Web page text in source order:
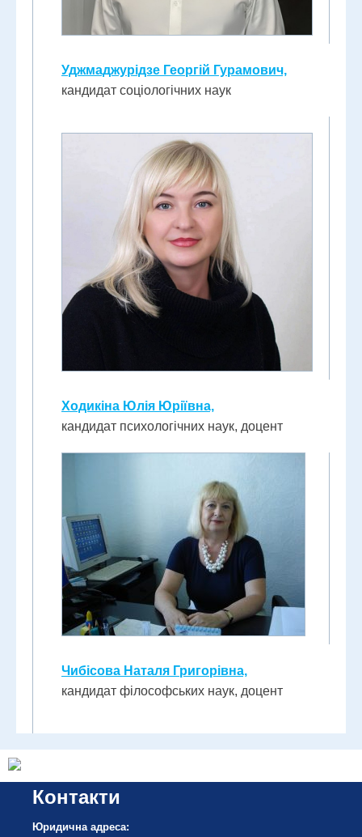
Уджмаджурідзе Георгій Гурамович,
кандидат соціологічних наук
Ходикіна Юлія Юріївна,
кандидат психологічних наук, доцент
Чибісова Наталя Григорівна,
кандидат філософських наук, доцент
Контакти
Юридична адреса: